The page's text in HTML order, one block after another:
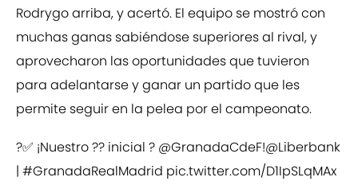
Rodrygo arriba, y acertó. El equipo se mostró con
muchas ganas sabiéndose superiores al rival, y
aprovecharon las oportunidades que tuvieron
para adelantarse y ganar un partido que les
permite seguir en la pelea por el campeonato.
?✅ ¡Nuestro ?? inicial ? @GranadaCdeF!@Liberbank
| #GranadaRealMadrid pic.twitter.com/D1IpSLqMAx